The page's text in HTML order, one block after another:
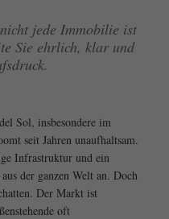
jede Immobilie ist
Sie ehrlich, klar und
Sol, insbesondere im
seit Jahren unaufhaltsam.
Infrastruktur und ein
der ganzen Welt an. Doch
Der Markt ist
oft